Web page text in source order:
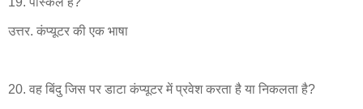
उत्तर. कंप्यूटर की एक भाषा
20. वह बिंदु जिस पर डाटा कंप्यूटर में प्रवेश करता है या निकलता है?